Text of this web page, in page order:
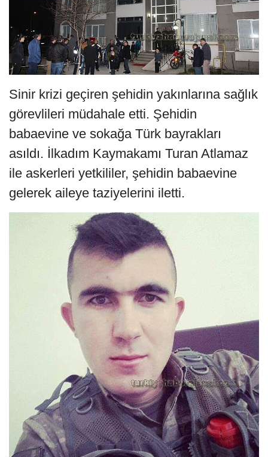
Sinir krizi geçiren şehidin yakınlarına sağlık
görevlileri müdahale etti. Şehidin
babaevine ve sokağa Türk bayrakları
asıldı. İlkadım Kaymakamı Turan Atlamaz
ile askerleri yetkililer, şehidin babaevine
gelerek aileye taziyelerini iletti.